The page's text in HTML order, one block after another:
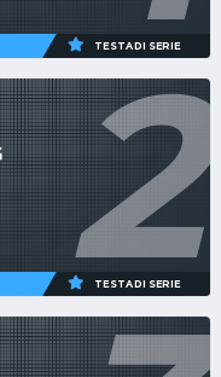
TESTA DI SERIE
2
TESTA DI SERIE